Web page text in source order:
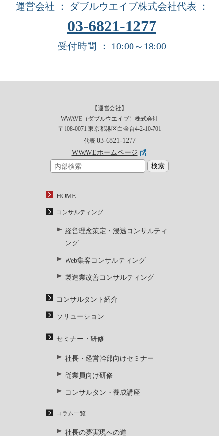
運営会社 ： ダブルウエイブ株式会社代表 ：
03-6821-1277
受付時間 ： 10:00～18:00
【運営会社】
WWAVE（ダブルウエイブ）株式会社
〒108-0071 東京都港区白金台4-2-10-701
代表 03-6821-1277
WWAVEホームページ
HOME
コンサルティング
経営理念策定・浸透コンサルティ
ング
Web集客コンサルティング
製造業改善コンサルティング
コンサルタント紹介
ソリューション
セミナー・研修
社長・経営幹部向けセミナー
従業員向け研修
コンサルタント養成講座
コラム一覧
社長の夢実現への道